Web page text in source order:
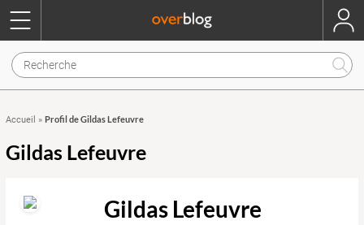
Accueil » Profil de Gildas Lefeuvre
Gildas Lefeuvre
Gildas Lefeuvre